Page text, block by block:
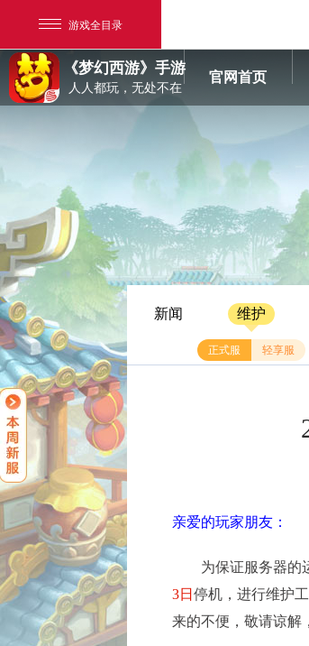
游戏全目录
网易游戏
游戏爱好者
我的足迹： 梦幻西游手游
《梦幻西游》手游
人人都玩，无处不在
官网首页
新闻 维护
正式服 轻享服
亲爱的玩家朋友：
为保证服务器的
3日 停机，进行维护
来的不便，敬请谅解